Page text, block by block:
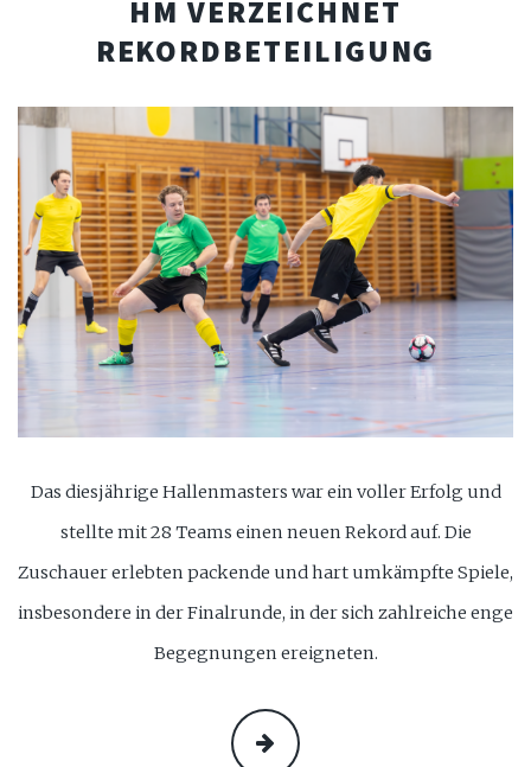
HM VERZEICHNET
REKORDBETEILIGUNG
Das diesjährige Hallenmasters war ein voller Erfolg und
stellte mit 28 Teams einen neuen Rekord auf. Die
Zuschauer erlebten packende und hart umkämpfte Spiele,
insbesondere in der Finalrunde, in der sich zahlreiche enge
Begegnungen ereigneten.